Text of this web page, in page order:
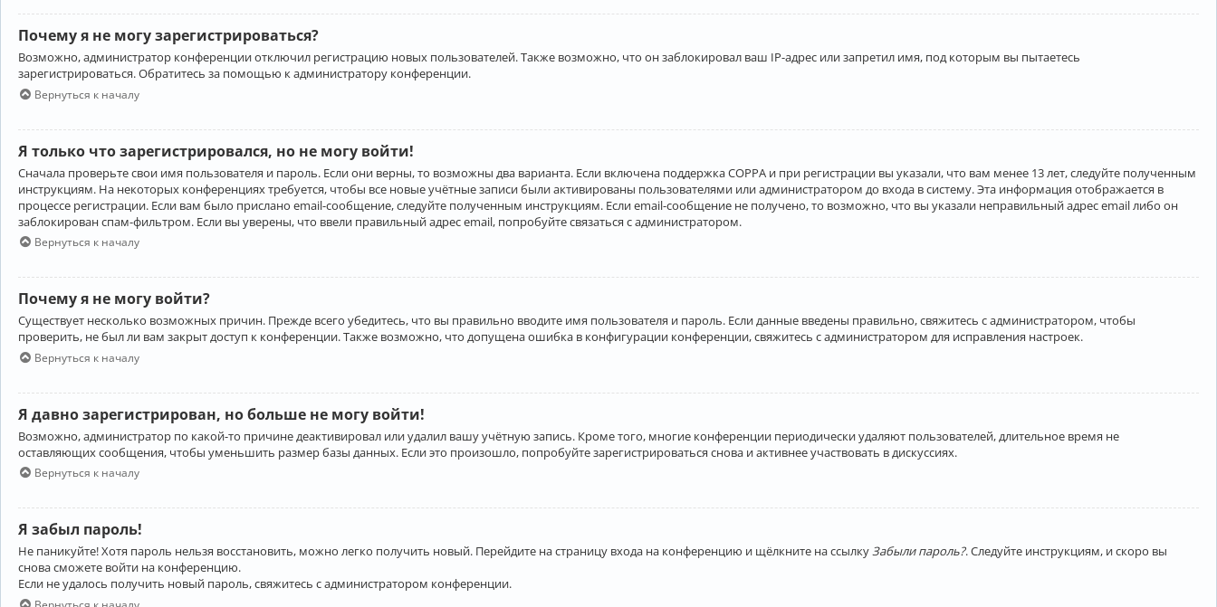
Почему я не могу зарегистрироваться?
Возможно, администратор конференции отключил регистрацию новых пользователей. Также возможно, что он заблокировал ваш IP-адрес или запретил имя, под которым вы пытаетесь
зарегистрироваться. Обратитесь за помощью к администратору конференции.
Вернуться к началу
Я только что зарегистрировался, но не могу войти!
Сначала проверьте свои имя пользователя и пароль. Если они верны, то возможны два варианта. Если включена поддержка COPPA и при регистрации вы указали, что вам менее 13 лет, следуйте полученным
инструкциям. На некоторых конференциях требуется, чтобы все новые учётные записи были активированы пользователями или администратором до входа в систему. Эта информация отображается в
процессе регистрации. Если вам было прислано email-сообщение, следуйте полученным инструкциям. Если email-сообщение не получено, то возможно, что вы указали неправильный адрес email либо он
заблокирован спам-фильтром. Если вы уверены, что ввели правильный адрес email, попробуйте связаться с администратором.
Вернуться к началу
Почему я не могу войти?
Существует несколько возможных причин. Прежде всего убедитесь, что вы правильно вводите имя пользователя и пароль. Если данные введены правильно, свяжитесь с администратором, чтобы
проверить, не был ли вам закрыт доступ к конференции. Также возможно, что допущена ошибка в конфигурации конференции, свяжитесь с администратором для исправления настроек.
Вернуться к началу
Я давно зарегистрирован, но больше не могу войти!
Возможно, администратор по какой-то причине деактивировал или удалил вашу учётную запись. Кроме того, многие конференции периодически удаляют пользователей, длительное время не
оставляющих сообщения, чтобы уменьшить размер базы данных. Если это произошло, попробуйте зарегистрироваться снова и активнее участвовать в дискуссиях.
Вернуться к началу
Я забыл пароль!
Не паникуйте! Хотя пароль нельзя восстановить, можно легко получить новый. Перейдите на страницу входа на конференцию и щёлкните на ссылкуЗабыли пароль?. Следуйте инструкциям, и скоро вы
снова сможете войти на конференцию.
Если не удалось получить новый пароль, свяжитесь с администратором конференции.